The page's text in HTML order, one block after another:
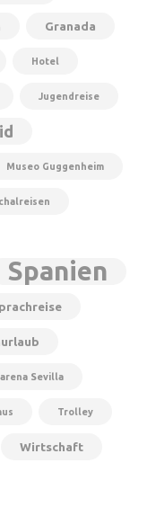
Granada
Hotel
Jugendreise
Museo Guggenheim
Spanien
Sevilla
Trolley
Wirtschaft